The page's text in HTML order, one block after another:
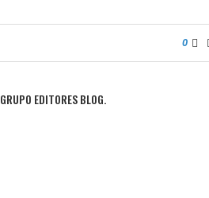
0
GRUPO EDITORES BLOG.